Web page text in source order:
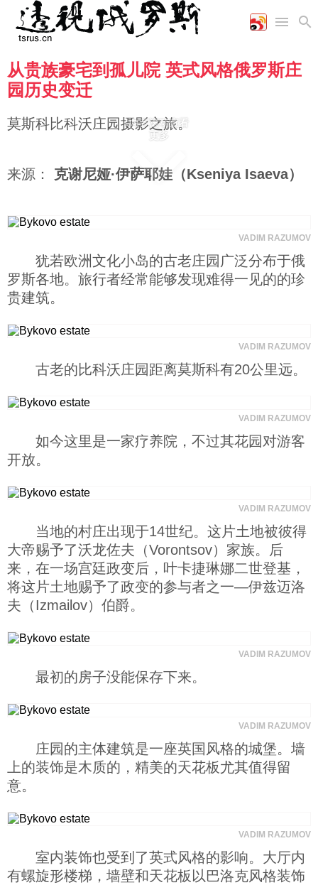
首页
国际
空军
海军
陆军
评论
经济
财经
商业
工业
科技
文化
文艺
教育
美食
体育
旅游
视听
图片新闻
高清图片
漫画
从贵族豪宅到孤儿院 英式风格俄罗斯庄
园历史变迁
莫斯科比科沃庄园摄影之旅。
来源： 克谢尼娅·伊萨耶娃（Kseniya Isaeva）
向下滚动查看
更多
VADIM RAZUMOV
犹若欧洲文化小岛的古老庄园广泛分布于俄
罗斯各地。旅行者经常能够发现难得一见的的珍
贵建筑。
VADIM RAZUMOV
古老的比科沃庄园距离莫斯科有20公里远。
VADIM RAZUMOV
如今这里是一家疗养院，不过其花园对游客
开放。
VADIM RAZUMOV
当地的村庄出现于14世纪。这片土地被彼得
大帝赐予了沃龙佐夫（Vorontsov）家族。后
来，在一场宫廷政变后，叶卡捷琳娜二世登基，
将这片土地赐予了政变的参与者之一—伊兹迈洛
夫（Izmailov）伯爵。
VADIM RAZUMOV
最初的房子没能保存下来。
VADIM RAZUMOV
庄园的主体建筑是一座英国风格的城堡。墙
上的装饰是木质的，精美的天花板尤其值得留
意。
VADIM RAZUMOV
室内装饰也受到了英式风格的影响。大厅内
有螺旋形楼梯，墙壁和天花板以巴洛克风格装饰